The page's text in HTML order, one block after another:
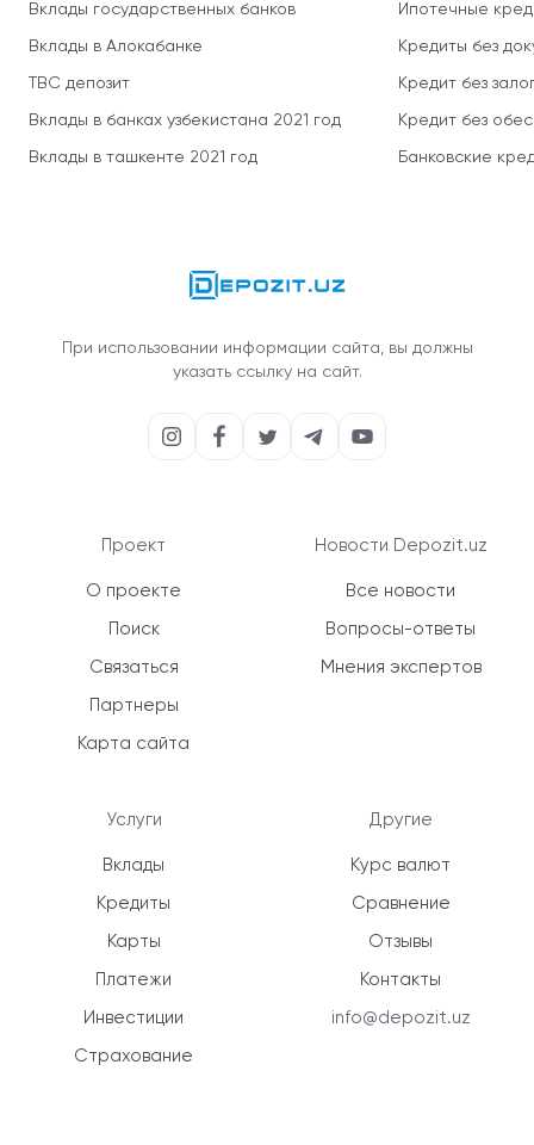
Вклады государственных банков
Вклады в Алокабанке
TBC депозит
Вклады в банках узбекистана 2021 год
Вклады в ташкенте 2021 год
Ипотечные
Кредиты без
Кредит без
Кредит без
Банковские
При использовании информации сайта, вы должны
указать ссылку на сайт.
Проект
О проекте
Поиск
Связаться
Партнеры
Карта сайта
Услуги
Вклады
Кредиты
Карты
Платежи
Инвестиции
Страхование
Новости Depozit.uz
Все новости
Вопросы-ответы
Мнения экспертов
Другие
Курс валют
Сравнение
Отзывы
Контакты
info@depozit.uz